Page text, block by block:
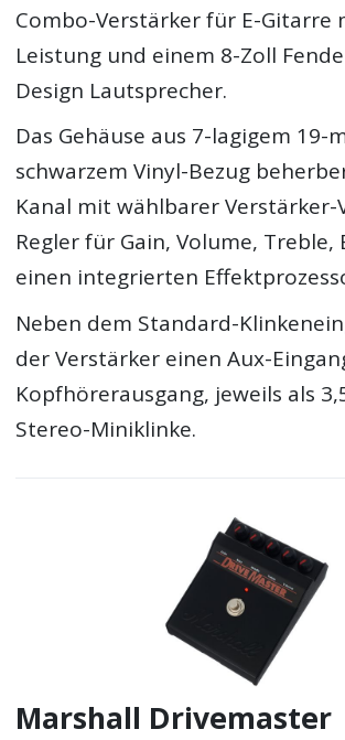
Combo-Verstärker für E-Gitarre
Leistung und einem 8-Zoll
Design Lautsprecher.
Das Gehäuse aus 7-lagigem 19-
schwarzem Vinyl-Bezug
Kanal mit wählbarer Verstärker-
Regler für Gain, Volume, Treble,
einen integrierten
Neben dem Standard-
der Verstärker einen Aux-
Kopfhörerausgang, jeweils als
Stereo-Miniklinke.
Marshall Drivemaster